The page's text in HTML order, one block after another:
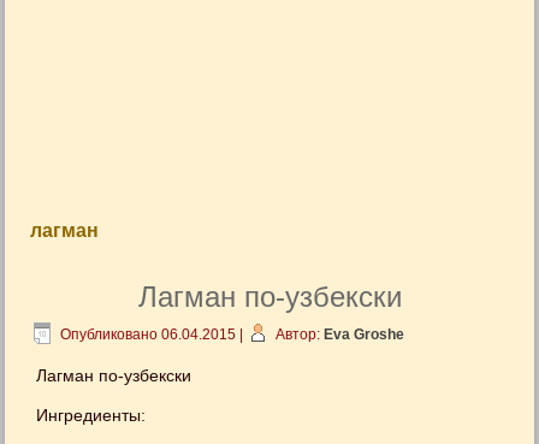
лагман
Лагман по-узбекски
Опубликовано 06.04.2015 Автор: Eva Groshe
Лагман по-узбекски
Ингредиенты: